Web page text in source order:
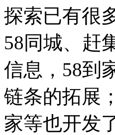
探索已有很
58同城、赶
信息，58到
链条的拓展
家等也开发